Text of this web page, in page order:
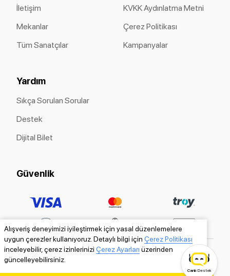
Alışveriş deneyimizi iyileştirmek için yasal düzenlemelere
uygun çerezler kullanıyoruz. Detaylı bilgi için Çerez Politikası
inceleyebilir, çerez izinlerinizi Çerez Ayarları üzerinden
güncelleyebilirsiniz.
İletişim
Mekanlar
Tüm Sanatçılar
KVKK Aydınlatma Metni
Çerez Politikası
Kampanyalar
Yardım
Sıkça Sorulan Sorular
Destek
Dijital Bilet
Güvenlik
Canlı Destek